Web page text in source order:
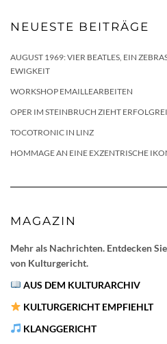
NEUESTE BEITRÄGE
AUGUST 1969: VIER BEATLES, EIN
EWIGKEIT
WORKSHOP EMAILLEARBEITEN
OPER IM STEINBRUCH ZIEHT
TOCOTRONIC IN LINZ
HOMMAGE AN EINE EXZENTRISCHE
MAGAZIN
Mehr als Nachrichten. Entdecken
von Kulturgericht.
AUS DEM KULTURARCHIV
KULTURGERICHT EMPFIEHLT
KLANGGERICHT